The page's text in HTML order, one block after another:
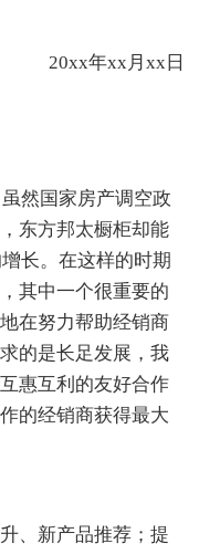
20xx年xx月xx日
然国家房产调空政
东方邦太橱柜却能
长。在这样的时期
其中一个很重要的
在努力帮助经销商
的是长足发展，我
惠互利的友好合作
的经销商获得最大
、新产品推荐；提